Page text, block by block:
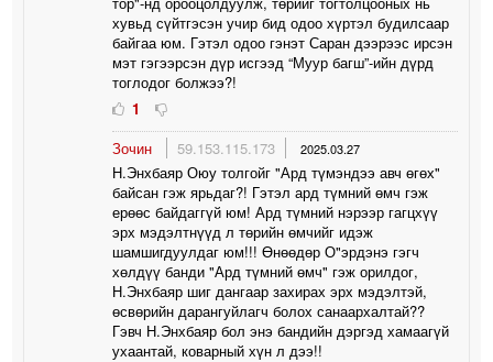
хувьд сүйтгэсэн учир бид одоо хүртэл будилсаар
байгаа юм. Гэтэл одоо гэнэт Саран дээрээс ирсэн
мэт гэгээрсэн дүр исгээд “Муур багш”-ийн дүрд
тоглодог болжээ?!
1
Зочин
59.153.115.173 2025.03.27
Н.Энхбаяр Оюу толгойг "Ард түмэндээ авч өгөх"
байсан гэж ярьдаг?! Гэтэл ард түмний өмч гэж
ерөөс байдаггүй юм! Ард түмний нэрээр гагцхүү
эрх мэдэлтнүүд л төрийн өмчийг идэж
шамшигдуулдаг юм!!! Өнөөдөр О"эрдэнэ гэгч
хөлдүү банди "Ард түмний өмч" гэж орилдог,
Н.Энхбаяр шиг дангаар захирах эрх мэдэлтэй,
өсвөрийн дарангуйлагч болох санаархалтай??
Гэвч Н.Энхбаяр бол энэ бандийн дэргэд хамаагүй
ухаантай, коварный хүн л дээ!!